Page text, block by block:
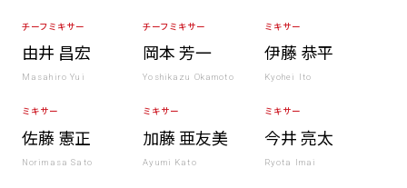
チーフミキサー
由井 昌宏
Masahiro Yui
チーフミキサー
岡本 芳一
Yoshikazu Okamoto
ミキサー
伊藤 恭平
Kyohei Ito
ミキサー
佐藤 憲正
Norimasa Sato
ミキサー
加藤 亜友美
Ayumi Kato
ミキサー
今井 亮太
Ryota Imai